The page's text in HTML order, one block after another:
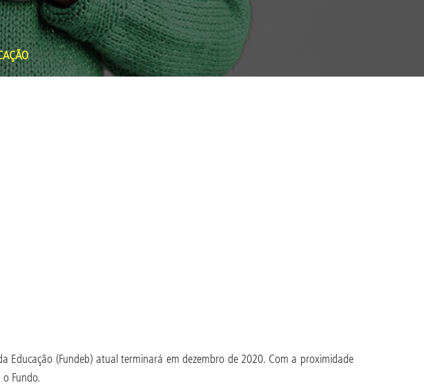
Educação (Fundeb) atual terminará em dezembro de 2020. Com a proximidade
Fundo.